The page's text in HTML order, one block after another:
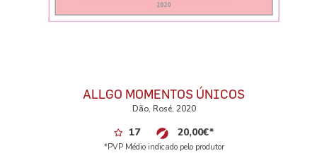
ALLGO MOMENTOS ÚNICOS
Dão, Rosé, 2020
17 20,00€*
*PVP Médio indicado pelo produtor